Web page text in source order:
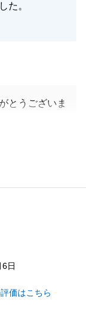
た。
とうございま
ったので、良
た。
お声がけ下さ
日
価はこちら